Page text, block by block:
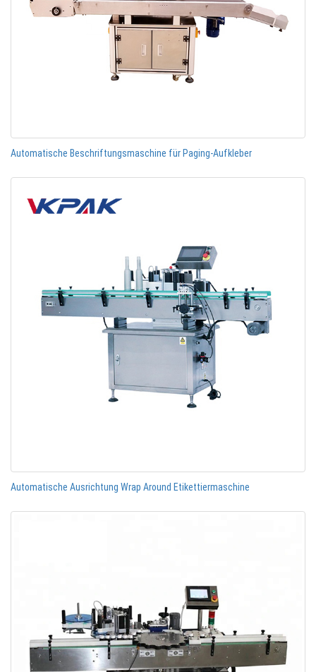
Automatische Beschriftungsmaschine für Paging-Aufkleber
Automatische Ausrichtung Wrap Around Etikettiermaschine